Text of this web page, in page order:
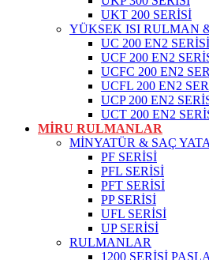
UKT 200 SERİSİ
YÜKSEK ISI RULMAN
UC 200 EN2 SERİSİ
UCF 200 EN2
UCFC 200 EN2
UCFL 200 EN2
UCP 200 EN2
UCT 200 EN2
MİRU RULMANLAR
MİNYATÜR & SAÇ
PF SERİSİ
PFL SERİSİ
PFT SERİSİ
PP SERİSİ
UFL SERİSİ
UP SERİSİ
RULMANLAR
1200 SERİSİ